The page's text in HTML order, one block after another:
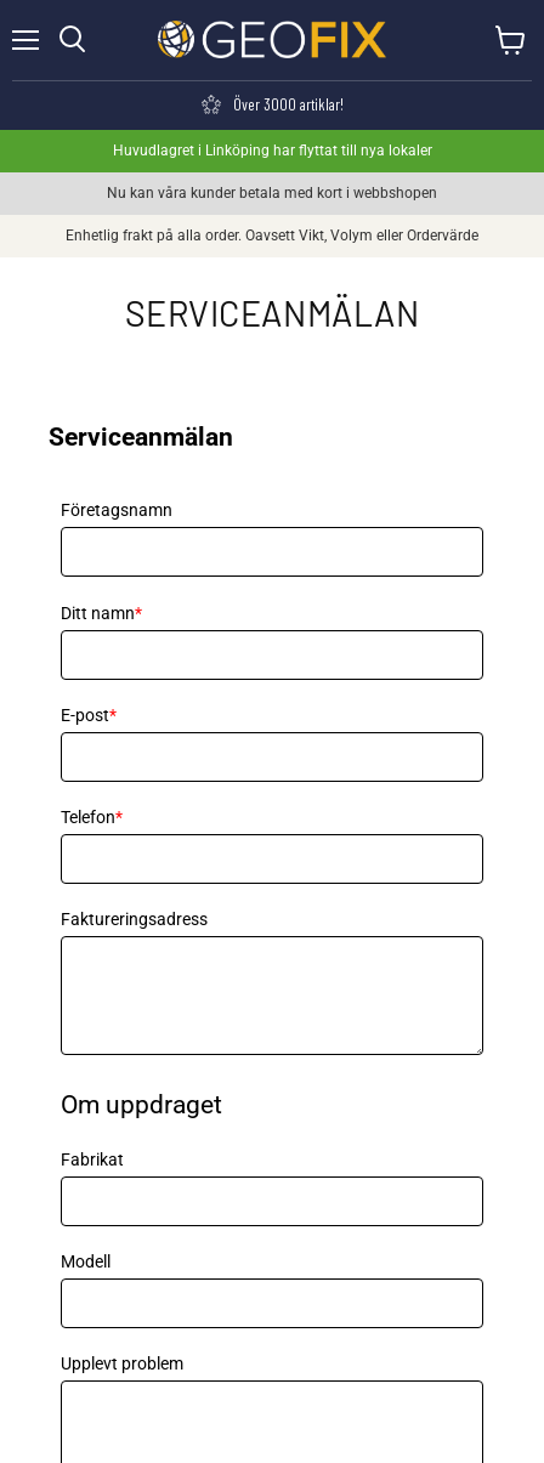
Över 3000 artiklar!
Huvudlagret i Linköping har flyttat till nya lokaler
Nu kan våra kunder betala med kort i webbshopen
Enhetlig frakt på alla order. Oavsett Vikt, Volym eller Ordervärde
SERVICEANMÄLAN